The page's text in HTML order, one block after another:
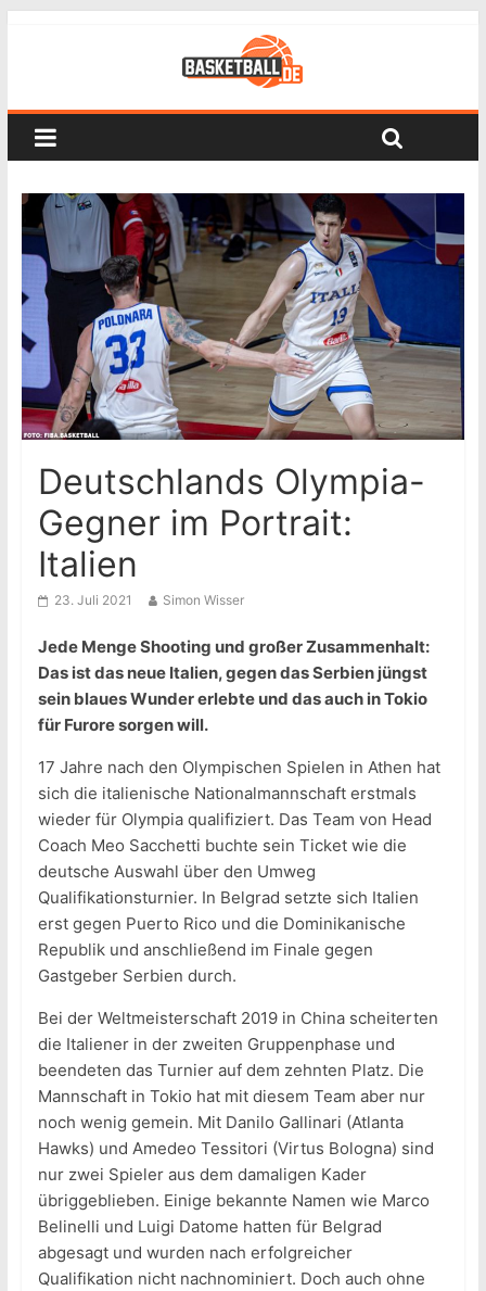
Deutschlands Olympia-
Gegner im Portrait:
Italien
23. Juli 2021 Simon Wisser
Jede Menge Shooting und großer Zusammenhalt:
Das ist das neue Italien, gegen das Serbien jüngst
sein blaues Wunder erlebte und das auch in Tokio
für Furore sorgen will.
17 Jahre nach den Olympischen Spielen in Athen hat
sich die italienische Nationalmannschaft erstmals
wieder für Olympia qualifiziert. Das Team von Head
Coach Meo Sacchetti buchte sein Ticket wie die
deutsche Auswahl über den Umweg
Qualifikationsturnier. In Belgrad setzte sich Italien
erst gegen Puerto Rico und die Dominikanische
Republik und anschließend im Finale gegen
Gastgeber Serbien durch.
Bei der Weltmeisterschaft 2019 in China scheiterten
die Italiener in der zweiten Gruppenphase und
beendeten das Turnier auf dem zehnten Platz. Die
Mannschaft in Tokio hat mit diesem Team aber nur
noch wenig gemein. Mit Danilo Gallinari (Atlanta
Hawks) und Amedeo Tessitori (Virtus Bologna) sind
nur zwei Spieler aus dem damaligen Kader
übriggeblieben. Einige bekannte Namen wie Marco
Belinelli und Luigi Datome hatten für Belgrad
abgesagt und wurden nach erfolgreicher
Qualifikation nicht nachnominiert. Doch auch ohne